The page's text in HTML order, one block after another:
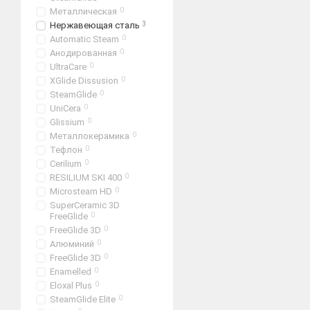
Металлическая 0
Нержавеющая сталь 3
Automatic Steam 0
Анодированная 0
UltraCare 0
XGlide Dissusion 0
SteamGlide 0
UniCera 0
Glissium 0
Металлокерамика 0
Тефлон 0
Cerilium 0
RESILIUM SKI 400 0
Microsteam HD 0
SuperCeramic 3D
FreeGlide 0
FreeGlide 3D 0
Алюминий 0
FreeGlide 3D 0
Enamelled 0
Eloxal Plus 0
SteamGlide Elite 0